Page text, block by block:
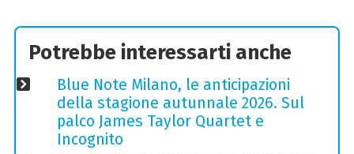
Potrebbe interessarti anche
Blue Note Milano, le anticipazioni
della stagione autunnale 2026. Sul
palco James Taylor Quartet e
Incognito